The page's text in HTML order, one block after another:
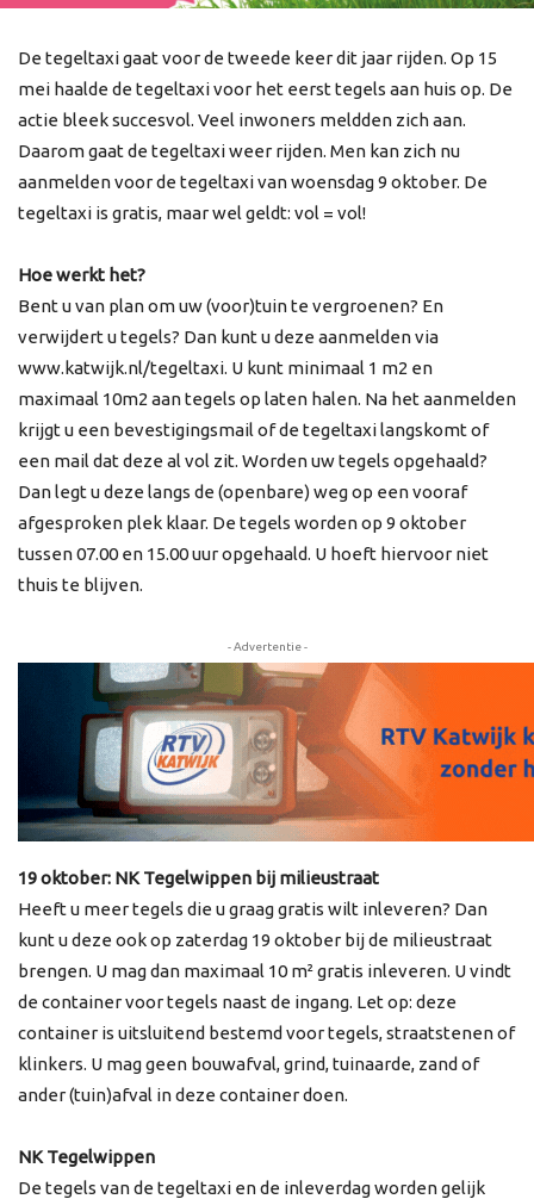
De tegeltaxi gaat voor de tweede keer dit jaar rijden. Op 15
mei haalde de tegeltaxi voor het eerst tegels aan huis op. De
actie bleek succesvol. Veel inwoners meldden zich aan.
Daarom gaat de tegeltaxi weer rijden. Men kan zich nu
aanmelden voor de tegeltaxi van woensdag 9 oktober. De
tegeltaxi is gratis, maar wel geldt: vol = vol!
Hoe werkt het?
Bent u van plan om uw (voor)tuin te vergroenen? En
verwijdert u tegels? Dan kunt u deze aanmelden via
www.katwijk.nl/tegeltaxi. U kunt minimaal 1 m2 en
maximaal 10m2 aan tegels op laten halen. Na het aanmelden
krijgt u een bevestigingsmail of de tegeltaxi langskomt of
een mail dat deze al vol zit. Worden uw tegels opgehaald?
Dan legt u deze langs de (openbare) weg op een vooraf
afgesproken plek klaar. De tegels worden op 9 oktober
tussen 07.00 en 15.00 uur opgehaald. U hoeft hiervoor niet
thuis te blijven.
- Advertentie -
19 oktober: NK Tegelwippen bij milieustraat
Heeft u meer tegels die u graag gratis wilt inleveren? Dan
kunt u deze ook op zaterdag 19 oktober bij de milieustraat
brengen. U mag dan maximaal 10 m² gratis inleveren. U vindt
de container voor tegels naast de ingang. Let op: deze
container is uitsluitend bestemd voor tegels, straatstenen of
klinkers. U mag geen bouwafval, grind, tuinaarde, zand of
ander (tuin)afval in deze container doen.
NK Tegelwippen
De tegels van de tegeltaxi en de inleverdag worden gelijk